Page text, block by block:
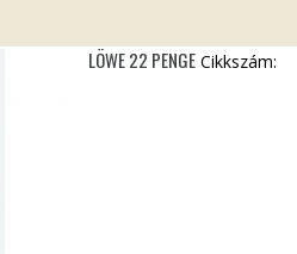
LÖWE 22 PENGE Cikkszám: